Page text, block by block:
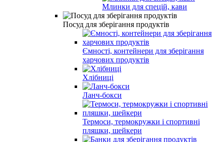
Млинки для спецій, кави
Посуд для зберігання продуктів
Ємності, контейнери для зберігання
харчових продуктів
Хлібниці
Ланч-бокси
Термоси, термокружки і спортивні
пляшки, шейкери